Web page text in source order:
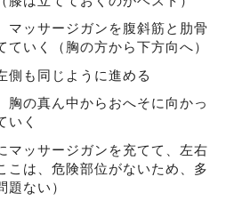
マッサージガンを腹斜筋と肋骨
ていく（胸の方から下方向へ）
側も同じように進める
胸の真ん中からおへそに向かっ
いく
マッサージガンを充てて、左右
こは、危険部位がないため、多
題ない）